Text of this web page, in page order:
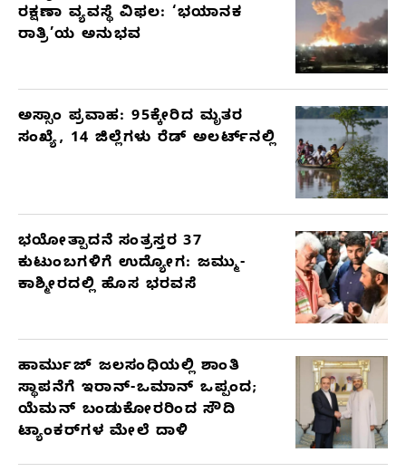
ರಕ್ಷಣಾ ವ್ಯವಸ್ಥೆ ವಿಫಲ: ‘ಭಯಾನಕ
ರಾತ್ರಿ’ಯ ಅನುಭವ
ಅಸ್ಸಾಂ ಪ್ರವಾಹ: 95ಕ್ಕೇರಿದ ಮೃತರ
ಸಂಖ್ಯೆ, 14 ಜಿಲ್ಲೆಗಳು ರೆಡ್ ಅಲರ್ಟ್‌ನಲ್ಲಿ
ಭಯೋತ್ಪಾದನೆ ಸಂತ್ರಸ್ತರ 37
ಕುಟುಂಬಗಳಿಗೆ ಉದ್ಯೋಗ: ಜಮ್ಮು-
ಕಾಶ್ಮೀರದಲ್ಲಿ ಹೊಸ ಭರವಸೆ
ಹಾರ್ಮುಜ್ ಜಲಸಂಧಿಯಲ್ಲಿ ಶಾಂತಿ
ಸ್ಥಾಪನೆಗೆ ಇರಾನ್-ಒಮಾನ್ ಒಪ್ಪಂದ;
ಯೆಮನ್ ಬಂಡುಕೋರರಿಂದ ಸೌದಿ
ಟ್ಯಾಂಕರ್‌ಗಳ ಮೇಲೆ ದಾಳಿ